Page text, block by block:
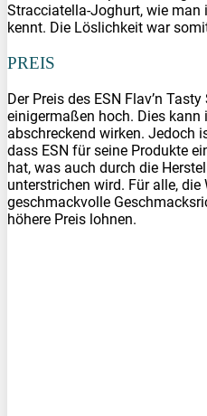
Stracciatella-Joghurt, wie man
kennt. Die Löslichkeit war
PREIS
Der Preis des ESN Flav’n
einigermaßen hoch. Dies kann
abschreckend wirken. Jedoch
dass ESN für seine Produkte
hat, was auch durch die
unterstrichen wird. Für alle,
geschmackvolle
höhere Preis lohnen.